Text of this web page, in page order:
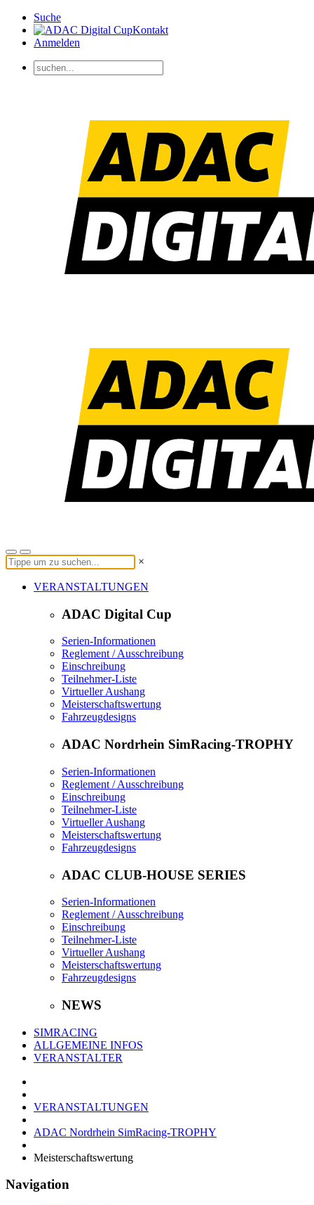
Suche
Kontakt
Anmelden
×
VERANSTALTUNGEN
ADAC Digital Cup
Serien-Informationen
Reglement / Ausschreibung
Einschreibung
Teilnehmer-Liste
Virtueller Aushang
Meisterschaftswertung
Fahrzeugdesigns
ADAC Nordrhein SimRacing-TROPHY
Serien-Informationen
Reglement / Ausschreibung
Einschreibung
Teilnehmer-Liste
Virtueller Aushang
Meisterschaftswertung
Fahrzeugdesigns
ADAC CLUB-HOUSE SERIES
Serien-Informationen
Reglement / Ausschreibung
Einschreibung
Teilnehmer-Liste
Virtueller Aushang
Meisterschaftswertung
Fahrzeugdesigns
NEWS
SIMRACING
ALLGEMEINE INFOS
VERANSTALTER
VERANSTALTUNGEN
ADAC Nordrhein SimRacing-TROPHY
Meisterschaftswertung
Navigation